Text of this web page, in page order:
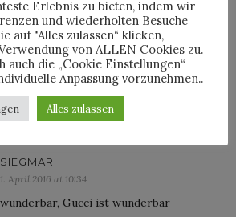
@Franke das war ein Beitrag von
Uebermedien.de, den wir auf
Fecebook geteilt hatten:
http://uebermedien.de/3601/werbung-
fuer-sechs-euro/
SIEGMAR
1. April 2016 at 10:34
wunderbar, Gucci ist wunderbar
Erlebnis zu bieten, indem wir
und wiederholten Besuche
auf "Alles zulassen“ klicken,
von ALLEN Cookies zu.
auch die „Cookie Einstellungen“
Anpassung vorzunehmen..
Alles zulassen